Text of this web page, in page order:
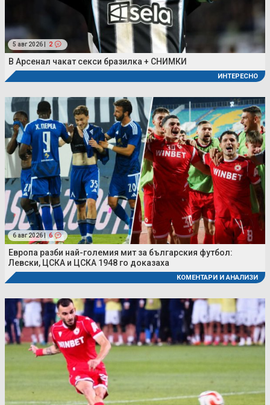
5 авг 2026 | 2
В Арсенал чакат секси бразилка + СНИМКИ
ИНТЕРЕСНО
6 авг 2026 | 6
Европа разби най-големия мит за българския футбол:
Левски, ЦСКА и ЦСКА 1948 го доказаха
КОМЕНТАРИ И АНАЛИЗИ